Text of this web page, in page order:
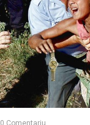
0 Comentariu